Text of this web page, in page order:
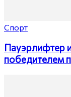
Спорт
Пауэрлифтер
победителем